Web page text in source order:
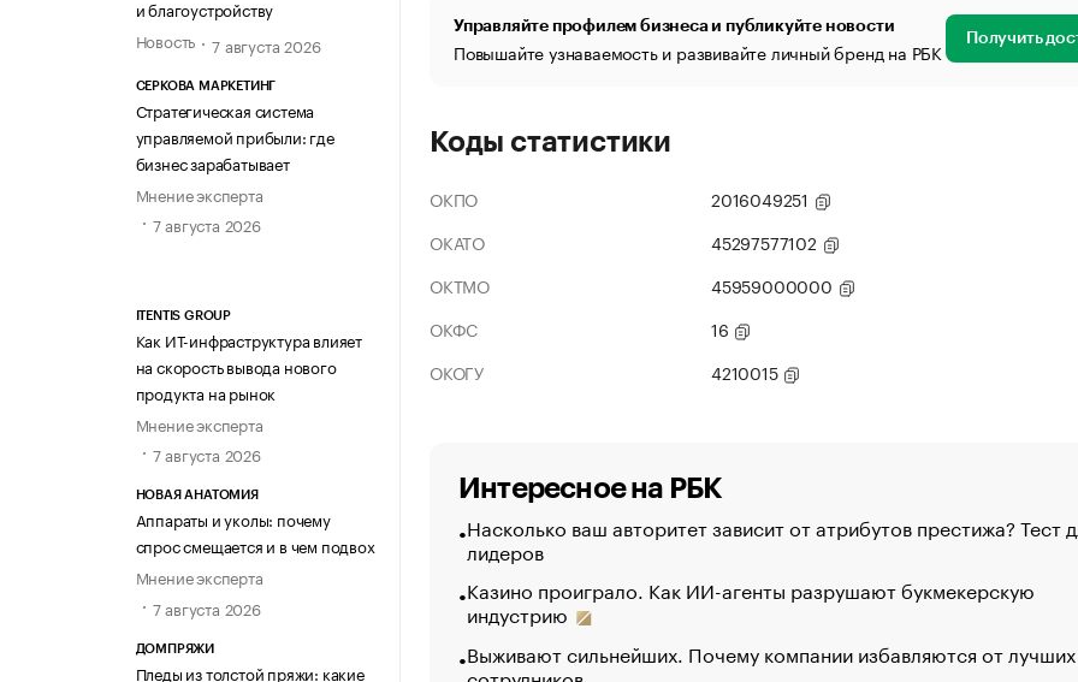
и благоустройству
Новость
7 августа 2026
СЕРКОВА МАРКЕТИНГ
Стратегическая система
управляемой прибыли: где
бизнес зарабатывает
Мнение эксперта
7 августа 2026
ITENTIS GROUP
Как ИТ-инфраструктура влияет
на скорость вывода нового
продукта на рынок
Мнение эксперта
7 августа 2026
НОВАЯ АНАТОМИЯ
Аппараты и уколы: почему
спрос смещается и в чем подвох
Мнение эксперта
7 августа 2026
ДОМПРЯЖИ
Пледы из толстой пряжи: какие
Управляйте профилем бизнеса и публикуйте новости
Повышайте узнаваемость и развивайте личный бренд на РБК Получить
Коды статистики
ОКПО
2016049251
ОКАТО
45297577102
ОКТМО
45959000000
ОКФС
16
ОКОГУ
4210015
Интересное на РБК
Насколько ваш авторитет зависит от атрибутов престижа? Тест
лидеров
Казино проиграло. Как ИИ-агенты разрушают букмекерскую
индустрию
Выживают сильнейших. Почему компании избавляются от лучших